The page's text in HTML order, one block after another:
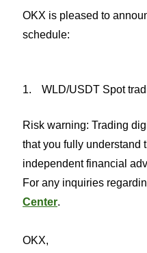
OKX is pleased to
schedule:
WLD/USDT Spot
Risk warning: Trading
that you fully understand
independent financial
For any inquiries
Center.
OKX,